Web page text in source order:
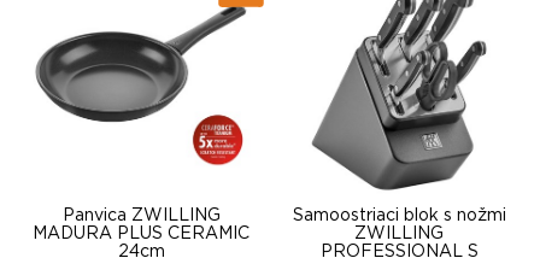
Panvica ZWILLING
MADURA PLUS CERAMIC
24cm
Samoostriaci blok s nožmi
ZWILLING
PROFESSIONAL S